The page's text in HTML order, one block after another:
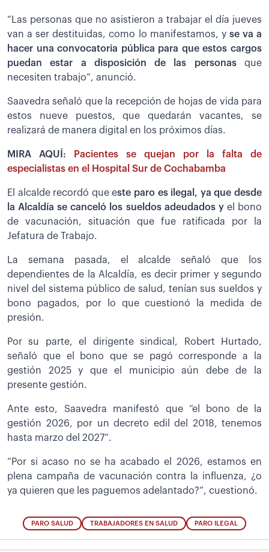
“Las personas que no asistieron a trabajar el día jueves
van a ser destituidas, como lo manifestamos, y se va a
hacer una convocatoria pública para que estos cargos
puedan estar a disposición de las personas que
necesiten trabajo”, anunció.
Saavedra señaló que la recepción de hojas de vida para
estos nueve puestos, que quedarán vacantes, se
realizará de manera digital en los próximos días.
MIRA AQUÍ:
Pacientes se quejan por la falta de
especialistas en el Hospital Sur de Cochabamba
El alcalde recordó que este paro es ilegal, ya que desde
la Alcaldía se canceló los sueldos adeudados yel bono
de vacunación, situación que fue ratificada por la
Jefatura de Trabajo.
La semana pasada, el alcalde señaló que los
dependientes de la Alcaldía, es decir primer y segundo
nivel del sistema público de salud, tenían sus sueldos y
bono pagados, por lo que cuestionó la medida de
presión.
Por su parte, el dirigente sindical, Robert Hurtado,
señaló que el bono que se pagó corresponde a la
gestión 2025 y que el municipio aún debe de la
presente gestión.
Ante esto, Saavedra manifestó que “el bono de la
gestión 2026, por un decreto edil del 2018, tenemos
hasta marzo del 2027”.
“Por si acaso no se ha acabado el 2026, estamos en
plena campaña de vacunación contra la influenza, ¿o
ya quieren que les paguemos adelantado?”, cuestionó.
PARO SALUD TRABAJADORES EN SALUD PARO ILEGAL